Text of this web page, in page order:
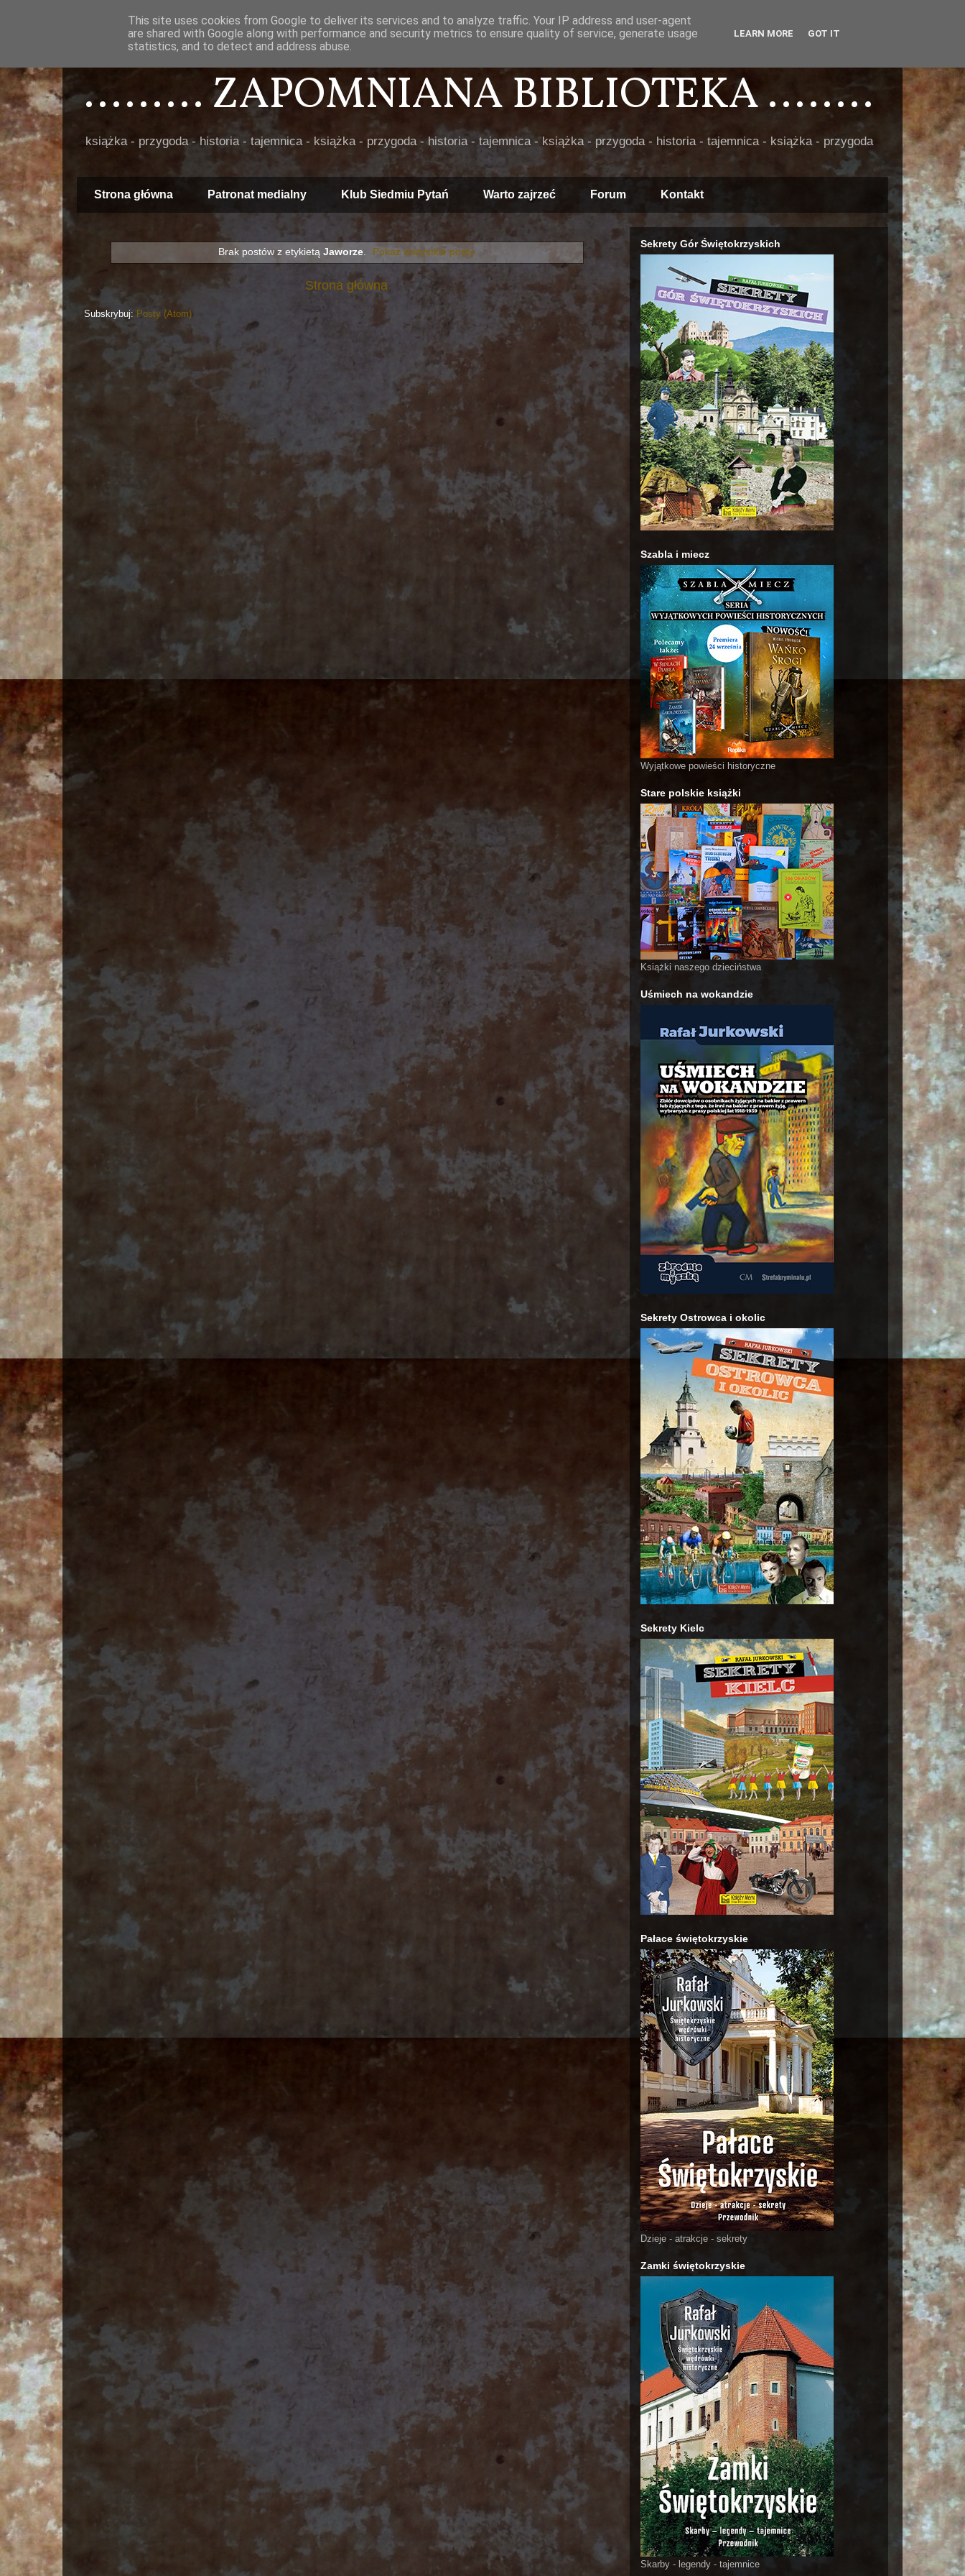
......... ZAPOMNIANA BIBLIOTEKA ........
książka - przygoda - historia - tajemnica - książka - przygoda - historia - tajemnica - książka - przygoda - historia - tajemnica - książka - przygoda
Strona główna Patronat medialny Klub Siedmiu Pytań Warto zajrzeć Forum Kontakt
Brak postów z etykietą Jaworze. Pokaż wszystkie posty
Strona główna
Subskrybuj: Posty (Atom)
Sekrety Gór Świętokrzyskich
Szabla i miecz
Wyjątkowe powieści historyczne
Stare polskie książki
Książki naszego dzieciństwa
Uśmiech na wokandzie
Sekrety Ostrowca i okolic
Sekrety Kielc
Pałace świętokrzyskie
Dzieje - atrakcje - sekrety
Zamki świętokrzyskie
Skarby - legendy - tajemnice
This site uses cookies from Google to deliver its services and to analyze traffic. Your IP address and user-agent
are shared with Google along with performance and security metrics to ensure quality of service, generate usage
statistics, and to detect and address abuse.
LEARN MORE GOT IT